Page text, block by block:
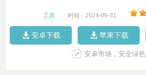
工具 时间：2024-08-31
安卓下载 苹果下载
安卓市场，安全绿色